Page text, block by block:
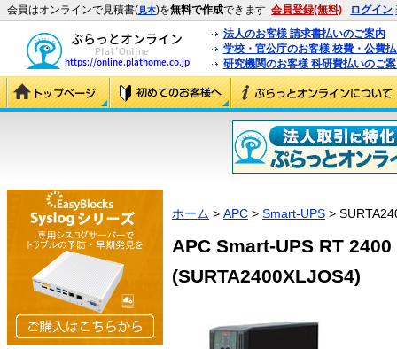
会員はオンラインで見積書(見本)を無料で作成できます 会員登録(無料) ログイン
法人のお客様 請求書払いのご案内
学校・官公庁のお客様 校費・公費
研究機関のお客様 科研費払いのご
ホーム > APC > Smart-UPS >
APC Smart-UPS RT
(SURTA2400XLJOS4)